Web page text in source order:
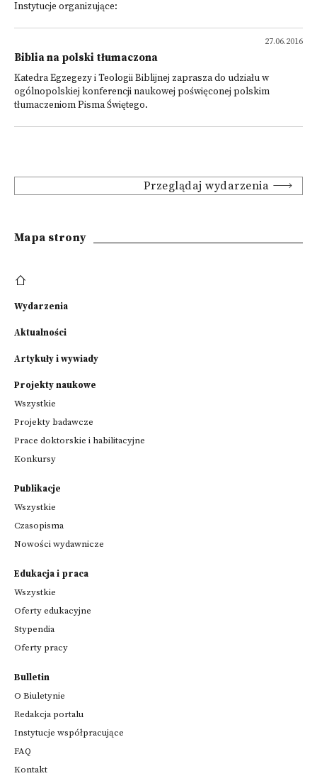
Instytucje organizujące:
27.06.2016
Biblia na polski tłumaczona
Katedra Egzegezy i Teologii Biblijnej zaprasza do udziału w
ogólnopolskiej konferencji naukowej poświęconej polskim
tłumaczeniom Pisma Świętego.
Przeglądaj wydarzenia
Mapa strony
Wydarzenia
Aktualności
Artykuły i wywiady
Projekty naukowe
Wszystkie
Projekty badawcze
Prace doktorskie i habilitacyjne
Konkursy
Publikacje
Wszystkie
Czasopisma
Nowości wydawnicze
Edukacja i praca
Wszystkie
Oferty edukacyjne
Stypendia
Oferty pracy
Bulletin
O Biuletynie
Redakcja portalu
Instytucje współpracujące
FAQ
Kontakt